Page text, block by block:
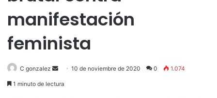
manifestación
feminista
C gonzalez
Send10 de noviembre de 2020 0 1.074
1 minuto de lectura